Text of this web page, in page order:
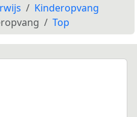
Kinderopvang
Top